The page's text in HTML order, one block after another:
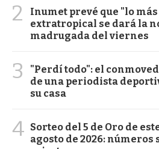
2
Inumet prevé que "lo
extratropical se dará la
madrugada del viernes
3
"Perdí todo": el
de una periodista
su casa
4 Sorteo del 5 de Oro de
agosto de 2026: números